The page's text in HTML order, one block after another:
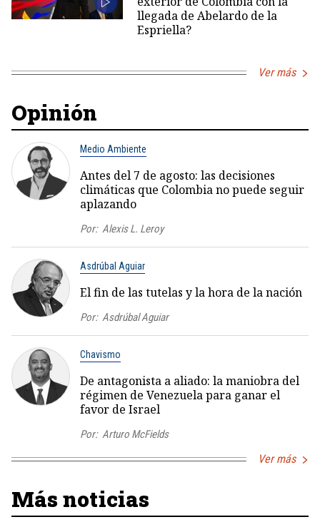
llegada de Abelardo de la
Espriella?
Ver más
Opinión
Medio Ambiente
Antes del 7 de agosto: las decisiones
climáticas que Colombia no puede seguir
aplazando
Por: Alexis L. Leroy
Asdrúbal Aguiar
El fin de las tutelas y la hora de la nación
Por: Asdrúbal Aguiar
Chavismo
De antagonista a aliado: la maniobra del
régimen de Venezuela para ganar el
favor de Israel
Por: Arturo McFields
Ver más
Más noticias